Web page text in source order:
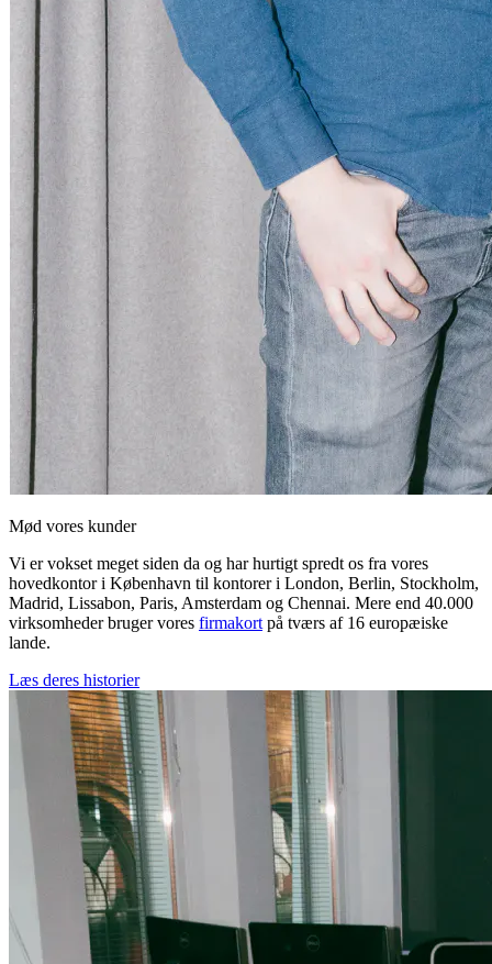
Mød vores kunder
Vi er vokset meget siden da og har hurtigt spredt os fra vores
hovedkontor i København til kontorer i London, Berlin, Stockholm,
Madrid, Lissabon, Paris, Amsterdam og Chennai. Mere end 40.000
virksomheder bruger vores firmakort på tværs af 16 europæiske
lande.
Læs deres historier